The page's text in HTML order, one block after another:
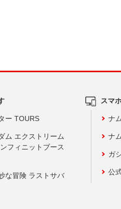
ー TOURS
ム エクストリーム
フィニットブース
な冒険 ラストサバ
スマ
ナ
ナ
ガ
公